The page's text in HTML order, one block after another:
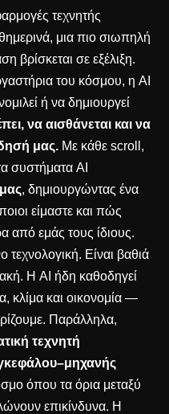
τεχνητής
μια πιο σιωπηλή
βρίσκεται σε εξέλιξη.
του κόσμου, η AI
ή να δημιουργεί
να αισθάνεται και να
μας. Με κάθε scroll,
συστήματα AI
, δημιουργώντας ένα
είμαστε και πώς
από εμάς τους ίδιους.
τεχνολογική. Είναι βαθιά
Η AI ήδη καθοδηγεί
κλίμα και οικονομία —
Παράλληλα,
τεχνητή
όπου τα όρια μεταξύ
επικίνδυνα. Η